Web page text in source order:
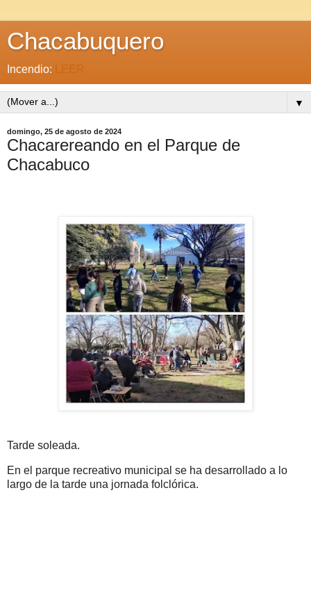
Chacabuquero
Incendio: LEER
▼
domingo, 25 de agosto de 2024
Chacarereando en el Parque de
Chacabuco
Tarde soleada.
En el parque recreativo municipal se ha desarrollado a lo
largo de la tarde una jornada folclórica.